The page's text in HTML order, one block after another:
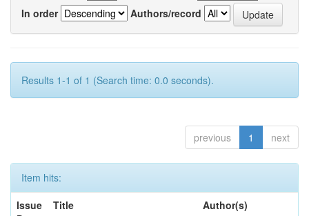
In order
Authors/record
Results 1-1 of 1 (Search time: 0.0 seconds).
previous 1 next
Item hits:
Issue
Title Author(s)